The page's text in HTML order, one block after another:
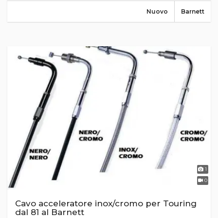
Barnett
Nuovo
1
0
Cavo acceleratore inox/cromo per Touring
dal 81 al Barnett